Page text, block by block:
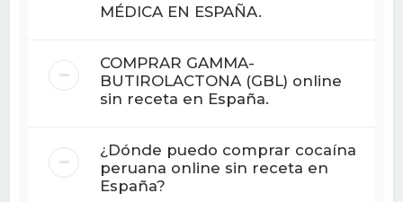
MÉDICA EN ESPAÑA.
COMPRAR GAMMA-
BUTIROLACTONA (GBL) online
sin receta en España.
¿Dónde puedo comprar cocaína
peruana online sin receta en
España?